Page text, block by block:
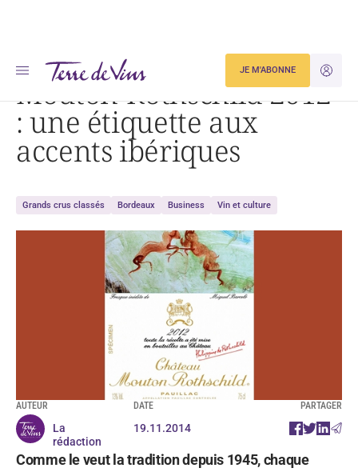
JE
JE M'ABONNE
Accueil Mouton-Rothschild 2012 : une étiquette aux accents ibériques
Mouton-Rothschild 2012
: une étiquette aux
accents ibériques
Grands crus classés Bordeaux Business Vin et culture
AUTEUR
La
rédaction
DATE
19.11.2014
PARTAGER
Comme le veut la tradition depuis 1945, chaque